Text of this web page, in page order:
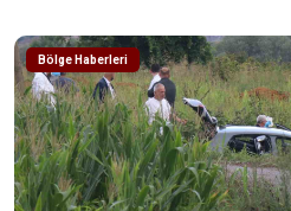
Bölge Haberleri